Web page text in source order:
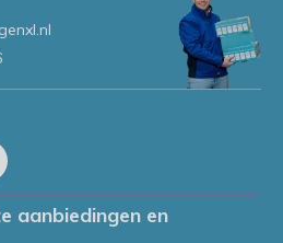
aanbiedingen en